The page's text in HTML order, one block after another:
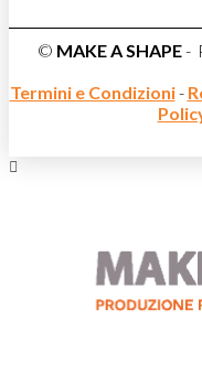
© MAKE A SHAPE-
Termini e Condizioni-